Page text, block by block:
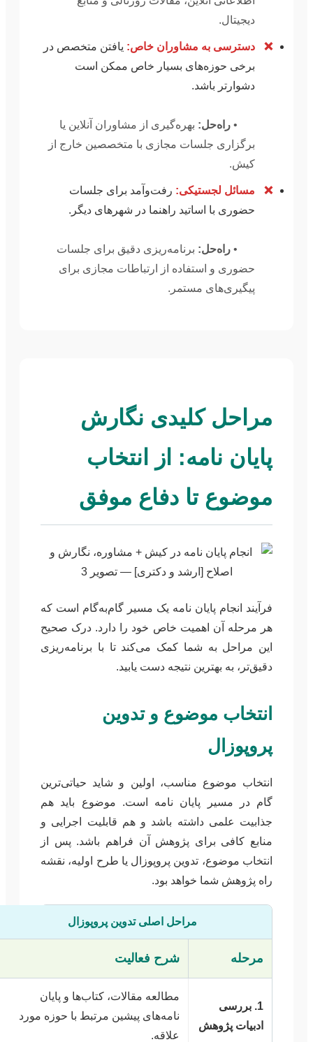
دیجیتال.
❌ دسترسی به مشاوران خاص: یافتن متخصص در
برخی حوزه‌های بسیار خاص ممکن است
دشوارتر باشد.
راه‌حل: بهره‌گیری از مشاوران آنلاین یا
برگزاری جلسات مجازی با متخصصین خارج از
کیش.
❌ مسائل لجستیکی: رفت‌وآمد برای جلسات
حضوری با اساتید راهنما در شهرهای دیگر.
راه‌حل: برنامه‌ریزی دقیق برای جلسات
حضوری و استفاده از ارتباطات مجازی برای
پیگیری‌های مستمر.
مراحل کلیدی نگارش
پایان نامه: از انتخاب
موضوع تا دفاع موفق
فرآیند انجام پایان نامه یک مسیر گام‌به‌گام است که
هر مرحله آن اهمیت خاص خود را دارد. درک صحیح
این مراحل به شما کمک می‌کند تا با برنامه‌ریزی
دقیق‌تر، به بهترین نتیجه دست یابید.
انتخاب موضوع و تدوین
پروپوزال
انتخاب موضوع مناسب، اولین و شاید حیاتی‌ترین
گام در مسیر پایان نامه است. موضوع باید هم
جذابیت علمی داشته باشد و هم قابلیت اجرایی و
منابع کافی برای پژوهش آن فراهم باشد. پس از
انتخاب موضوع، تدوین پروپوزال یا طرح اولیه، نقشه
راه پژوهش شما خواهد بود.
مراحل اصلی تدوین پروپوزال
مرحله شرح فعالیت
1. بررسی
ادبیات پژوهش
مطالعه مقالات، کتاب‌ها و پایان
نامه‌های پیشین مرتبط با حوزه مورد
علاقه.